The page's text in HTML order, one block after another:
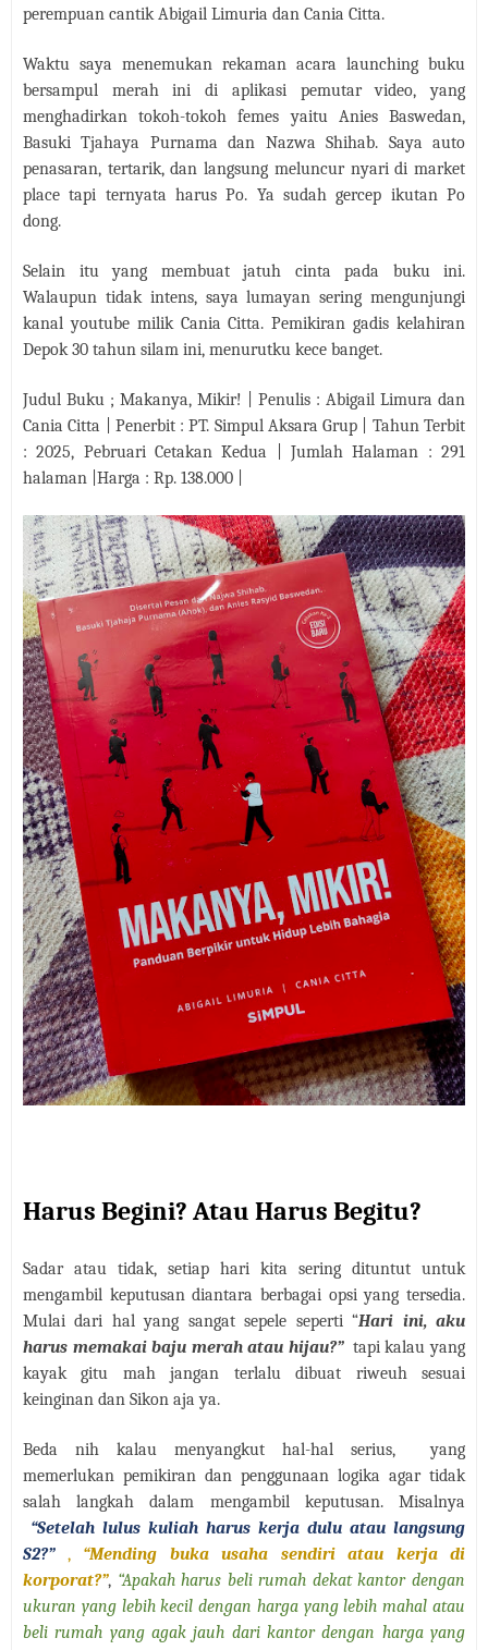
perempuan cantik Abigail Limuria dan Cania Citta.
Waktu saya menemukan rekaman acara launching buku
bersampul merah ini di aplikasi pemutar video, yang
menghadirkan tokoh-tokoh femes yaitu Anies Baswedan,
Basuki Tjahaya Purnama dan Nazwa Shihab. Saya auto
penasaran, tertarik, dan langsung meluncur nyari di market
place tapi ternyata harus Po. Ya sudah gercep ikutan Po
dong.
Selain itu yang membuat jatuh cinta pada buku ini.
Walaupun tidak intens, saya lumayan sering mengunjungi
kanal youtube milik Cania Citta. Pemikiran gadis kelahiran
Depok 30 tahun silam ini, menurutku kece banget.
Judul Buku ; Makanya, Mikir! | Penulis : Abigail Limura dan
Cania Citta | Penerbit : PT. Simpul Aksara Grup | Tahun Terbit
: 2025, Pebruari Cetakan Kedua | Jumlah Halaman : 291
halaman |Harga : Rp. 138.000 |
Harus Begini? Atau Harus Begitu?
Sadar atau tidak, setiap hari kita sering dituntut untuk
mengambil keputusan diantara berbagai opsi yang tersedia.
Mulai dari hal yang sangat sepele seperti “Hari ini, aku
harus memakai baju merah atau hijau?” tapi kalau yang
kayak gitu mah jangan terlalu dibuat riweuh sesuai
keinginan dan Sikon aja ya.
Beda nih kalau menyangkut hal-hal serius,
yang
memerlukan pemikiran dan penggunaan logika agar tidak
salah langkah dalam mengambil keputusan. Misalnya
“Setelah lulus kuliah harus kerja dulu atau langsung
S2?”
, “Mending buka usaha sendiri atau kerja di
korporat?”, “Apakah harus beli rumah dekat kantor dengan
ukuran yang lebih kecil dengan harga yang lebih mahal atau
beli rumah yang agak jauh dari kantor dengan harga yang